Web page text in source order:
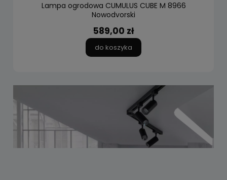
Lampa ogrodowa CUMULUS CUBE M 8966
Nowodvorski
589,00 zł
do koszyka